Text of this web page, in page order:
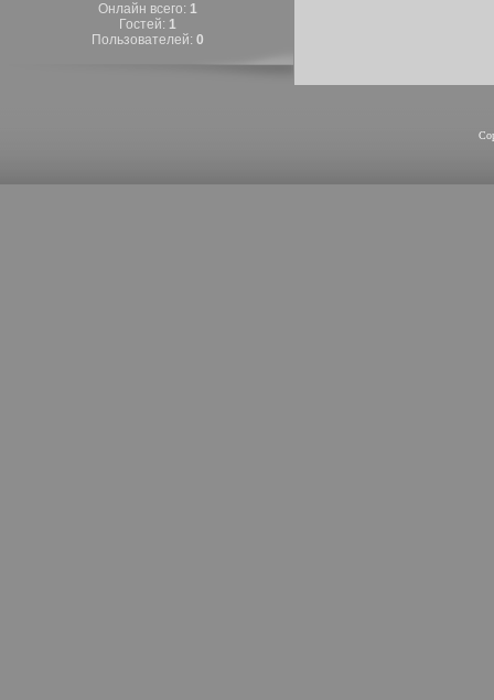
Онлайн всего: 1
Гостей: 1
Пользователей: 0